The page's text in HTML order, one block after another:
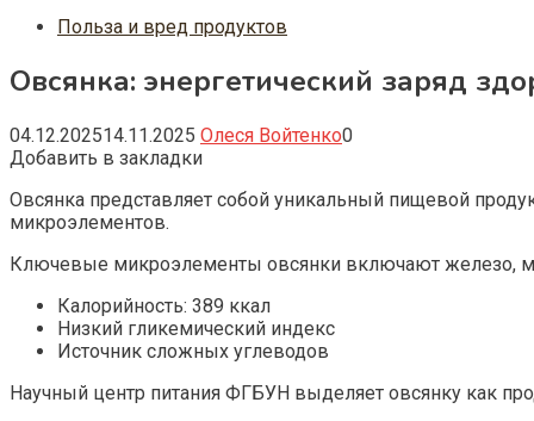
Польза и вред продуктов
Овсянка: энергетический заряд
04.12.202514.11.2025 Олеся Войтенко0
Добавить в закладки
Овсянка представляет собой уникальный пищевой
микроэлементов.
Ключевые микроэлементы овсянки включают железо,
Калорийность: 389 ккал
Низкий гликемический индекс
Источник сложных углеводов
Научный центр питания ФГБУН выделяет овсянку как